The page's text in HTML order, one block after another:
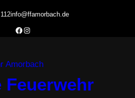
info@ffamorbach.de
Facebook Feuerwehr Amorbach
Instagram Feuerwehr Amorbach